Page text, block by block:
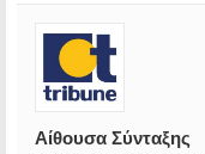
Αίθουσα Σύνταξης